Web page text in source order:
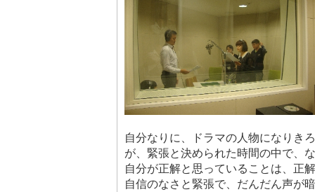
自分なりに、ドラマの人物になりき
が、緊張と決められた時間の中で、
自分が正解と思っていることは、正
自信のなさと緊張で、だんだん声が